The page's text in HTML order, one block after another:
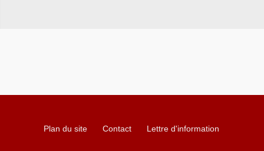
Plan du site Contact Lettre d'information